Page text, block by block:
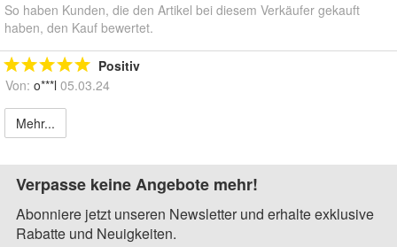
So haben Kunden, die den Artikel bei diesem Verkäufer gekauft
haben, den Kauf bewertet.
Positiv
Von: o***l 05.03.24
Mehr...
Verpasse keine Angebote mehr!
Abonniere jetzt unseren Newsletter und erhalte exklusive
Rabatte und Neuigkeiten.